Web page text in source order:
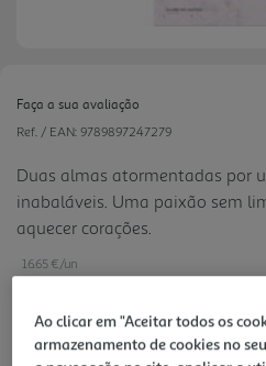
Faça a sua avaliação
Ref. / EAN: 9789897247279
Duas almas atormentadas por
inabaláveis. Uma paixão sem
aquecer corações.
16.65 €/un
Ao clicar em "Aceitar todos os
armazenamento de cookies no